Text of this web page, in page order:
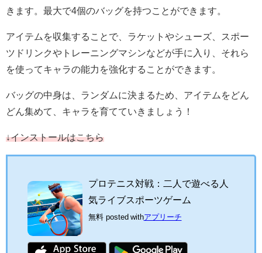
きます。最大で4個のバッグを持つことができます。
アイテムを収集することで、ラケットやシューズ、スポー
ツドリンクやトレーニングマシンなどが手に入り、それら
を使ってキャラの能力を強化することができます。
バッグの中身は、ランダムに決まるため、アイテムをどん
どん集めて、キャラを育てていきましょう！
↓インストールはこちら
プロテニス対戦：二人で遊べる人
気ライブスポーツゲーム
無料 posted withアプリーチ